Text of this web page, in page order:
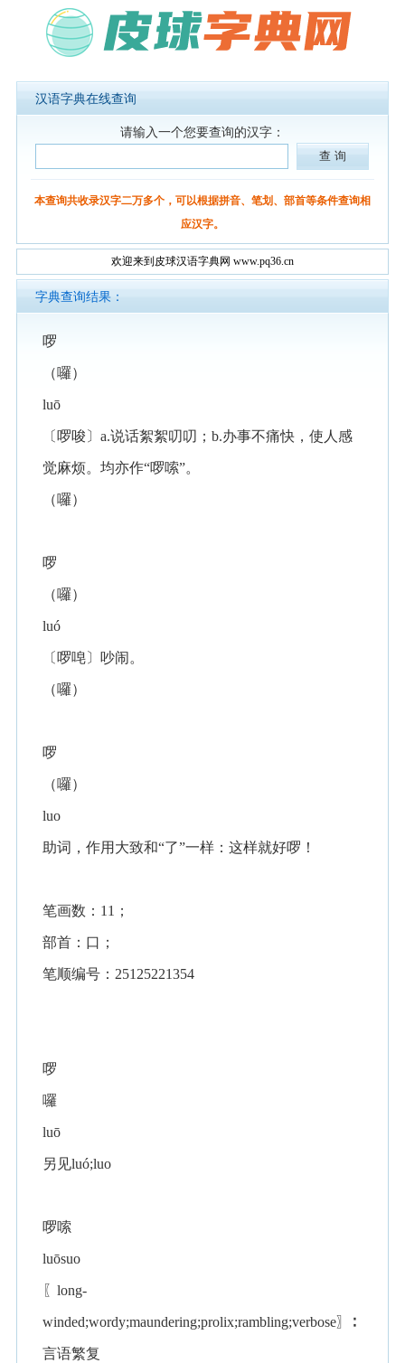
汉语字典在线查询
请输入一个您要查询的汉字：
本查询共收录汉字二万多个，可以根据拼音、笔划、部首等条件查询相
应汉字。
欢迎来到皮球汉语字典网 www.pq36.cn
字典查询结果：
啰
（囉）
luō
〔啰唆〕a.说话絮絮叨叨；b.办事不痛快，使人感
觉麻烦。均亦作“啰嗦”。
（囉）
啰
（囉）
luó
〔啰唣〕吵闹。
（囉）
啰
（囉）
luo
助词，作用大致和“了”一样：这样就好啰！
笔画数：11；
部首：口；
笔顺编号：25125221354
啰
囉
luō
另见luó;luo
啰嗦
luōsuo
〖long-
winded;wordy;maundering;prolix;rambling;verbose〗∶
言语繁复